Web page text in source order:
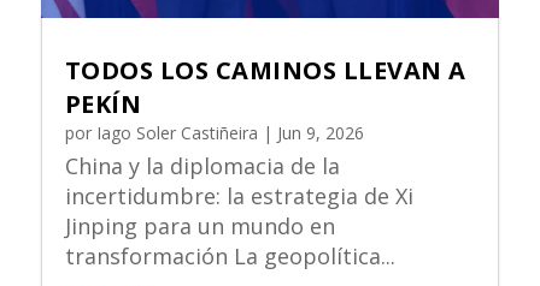
TODOS LOS CAMINOS LLEVAN A
PEKÍN
por Iago Soler Castiñeira | Jun 9, 2026
China y la diplomacia de la
incertidumbre: la estrategia de Xi
Jinping para un mundo en
transformación La geopolítica...